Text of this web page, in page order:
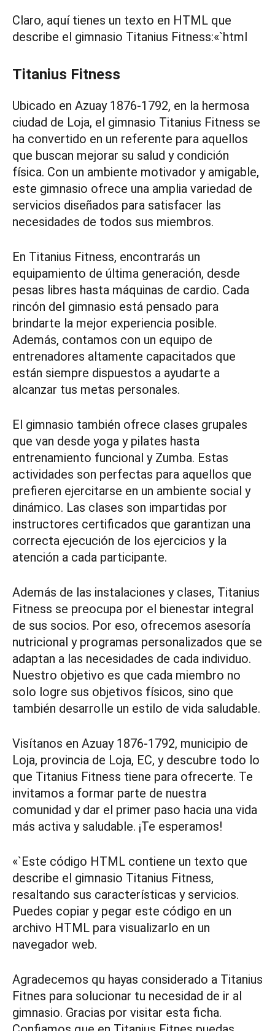
Claro, aquí tienes un texto en HTML que
describe el gimnasio Titanius Fitness:«`html
Titanius Fitness
Ubicado en Azuay 1876-1792, en la hermosa
ciudad de Loja, el gimnasio Titanius Fitness se
ha convertido en un referente para aquellos
que buscan mejorar su salud y condición
física. Con un ambiente motivador y amigable,
este gimnasio ofrece una amplia variedad de
servicios diseñados para satisfacer las
necesidades de todos sus miembros.
En Titanius Fitness, encontrarás un
equipamiento de última generación, desde
pesas libres hasta máquinas de cardio. Cada
rincón del gimnasio está pensado para
brindarte la mejor experiencia posible.
Además, contamos con un equipo de
entrenadores altamente capacitados que
están siempre dispuestos a ayudarte a
alcanzar tus metas personales.
El gimnasio también ofrece clases grupales
que van desde yoga y pilates hasta
entrenamiento funcional y Zumba. Estas
actividades son perfectas para aquellos que
prefieren ejercitarse en un ambiente social y
dinámico. Las clases son impartidas por
instructores certificados que garantizan una
correcta ejecución de los ejercicios y la
atención a cada participante.
Además de las instalaciones y clases, Titanius
Fitness se preocupa por el bienestar integral
de sus socios. Por eso, ofrecemos asesoría
nutricional y programas personalizados que se
adaptan a las necesidades de cada individuo.
Nuestro objetivo es que cada miembro no
solo logre sus objetivos físicos, sino que
también desarrolle un estilo de vida saludable.
Visítanos en Azuay 1876-1792, municipio de
Loja, provincia de Loja, EC, y descubre todo lo
que Titanius Fitness tiene para ofrecerte. Te
invitamos a formar parte de nuestra
comunidad y dar el primer paso hacia una vida
más activa y saludable. ¡Te esperamos!
«`Este código HTML contiene un texto que
describe el gimnasio Titanius Fitness,
resaltando sus características y servicios.
Puedes copiar y pegar este código en un
archivo HTML para visualizarlo en un
navegador web.
Agradecemos qu hayas considerado a Titanius
Fitnes para solucionar tu necesidad de ir al
gimnasio. Gracias por visitar esta ficha.